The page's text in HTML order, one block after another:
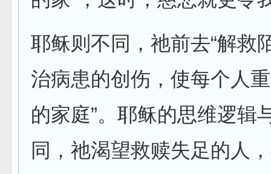
耶稣则不同，祂前去“解救
治病患的创伤，使每个人
的家庭”。耶稣的思维逻辑
同，祂渴望救赎失足的人